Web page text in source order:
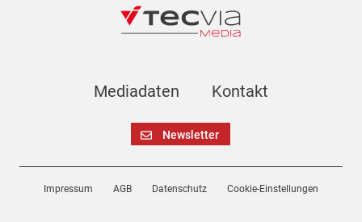
Mediadaten Kontakt
Newsletter
Impressum AGB Datenschutz Cookie-Einstellungen